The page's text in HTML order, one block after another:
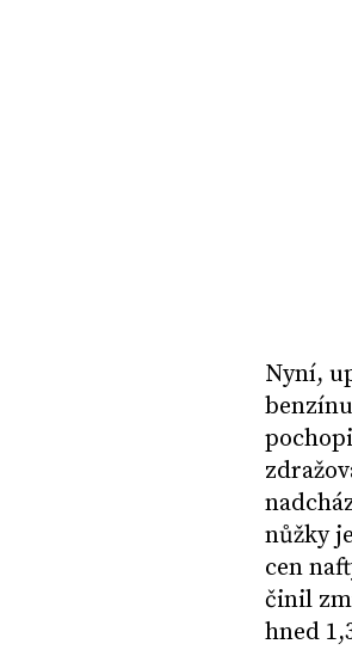
Nyní,
nůžky
cen
činil
hned